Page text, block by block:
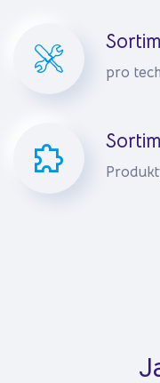
pro